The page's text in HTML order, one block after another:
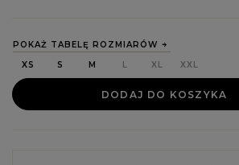
POKAŻ TABELĘ ROZMIARÓW
XS
S M L XL XXL
DODAJ DO KOSZYKA